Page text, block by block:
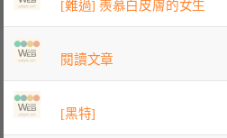
[難過] 羨慕白皮膚的女生
閱讀文章
[黑特]